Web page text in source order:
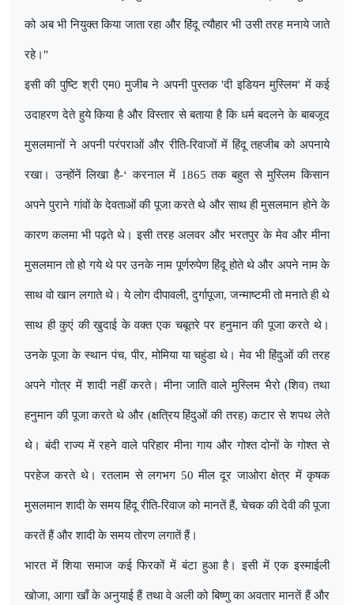
को अब भी नियुक्त किया जाता रहा और हिंदू त्यौहार भी उसी तरह मनाये जाते
रहे।"
इसी की पुष्टि श्री एम0 मुजीब ने अपनी पुस्तक'दी इडियन मुस्लिम'में कई
उदाहरण देते हुये किया है और विस्तार से बताया है कि धर्म बदलने के बाबजूद
मुसलमानों ने अपनी परंपराओं और रीति-रिवाजों में हिंदू तहजीब को अपनाये
रखा। उन्होंनें लिखा है-‘करनाल में 1865 तक बहुत से मुस्लिम किसान
अपने पुराने गांवों के देवताओं की पूजा करते थे और साथ ही मुसलमान होने के
कारण कलमा भी पढ़ते थे। इसी तरह अलवर और भरतपुर के मेव और मीना
मुसलमान तो हो गये थे पर उनके नाम पूर्णरुपेण हिंदू होते थे और अपने नाम के
साथ वो खान लगाते थे। ये लोग दीपावली,दुर्गापूजा,जन्माष्टमी तो मनाते ही थे
साथ ही कुएं की खुदाई के वक्त एक चबूतरे पर हनुमान की पूजा करते थे।
उनके पूजा के स्थान पंच,पीर,मोमिया या चहुंडा थे। मेव भी हिंदुओं की तरह
अपने गोत्र में शादी नहीं करते। मीना जाति वाले मुस्लिम भैरो (शिव) तथा
हनुमान की पूजा करते थे और (क्षत्रिय हिंदुओं की तरह) कटार से शपथ लेते
थे। बंदी राज्य में रहने वाले परिहार मीना गाय और गोश्त दोनों के गोश्त से
परहेज करते थे। रतलाम से लगभग 50 मील दूर जाओरा क्षेत्र में कृषक
मुसलमान शादी के समय हिंदू रीति-रिवाज को मानतें हैं,चेचक की देवी की पूजा
करतें हैं और शादी के समय तोरण लगातें हैं।
भारत में शिया समाज कई फिरकों में बंटा हुआ है। इसी में एक इस्माईली
खोजा,आगा खाँ के अनुयाई हैं तथा वे अली को बिष्णु का अवतार मानतें हैं और